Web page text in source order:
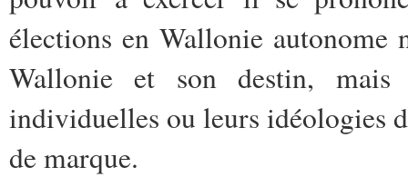
élections en Wallonie autonome
Wallonie et son destin,
individuelles ou leurs idéologies
de marque.